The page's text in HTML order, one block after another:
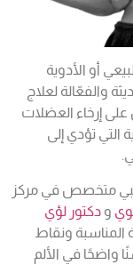
أو الأدوية
والفعّالة لعلاج
إرخاء العضلات
التي تؤدي إلى
متخصص في مركز
و دكتور لؤي
المناسبة ونقاط
واضحًا في الألم